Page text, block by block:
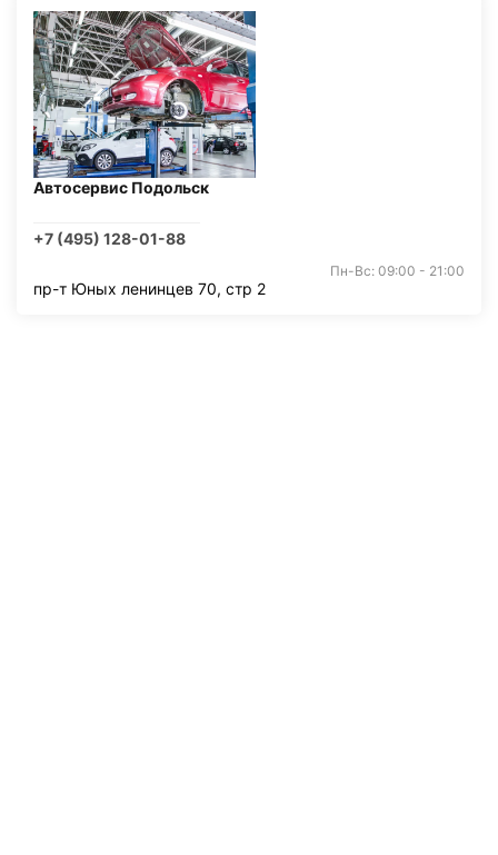
Автосервис Подольск
+7 (495) 128-01-88
Пн-Вс: 09:00 - 21:00
пр-т Юных ленинцев 70, стр 2